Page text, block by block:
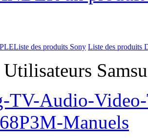
Liste des produits Sony Liste des produits
TV-Audio-
Manuels